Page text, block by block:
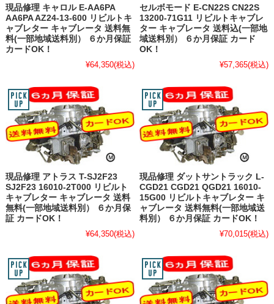
現品修理 キャロル E-AA6PA
AA6PA AZ24-13-600 リビルトキ
ャブレター キャブレータ 送料無
料(一部地域送料別） ６か月保証
カードOK！
¥64,350(税込)
セルボモード E-CN22S CN22S
13200-71G11 リビルトキャブレ
ター キャブレータ 送料込(一部地
域送料別） ６か月保証 カード
OK！
¥57,365(税込)
現品修理 アトラス T-SJ2F23
SJ2F23 16010-2T000 リビルト
キャブレター キャブレータ 送料
無料(一部地域送料別） ６か月保
証 カードOK！
¥64,350(税込)
現品修理 ダットサントラック L-
CGD21 CGD21 QGD21 16010-
15G00 リビルトキャブレター キ
ャブレータ 送料無料(一部地域送
料別） ６か月保証 カードOK！
¥70,015(税込)